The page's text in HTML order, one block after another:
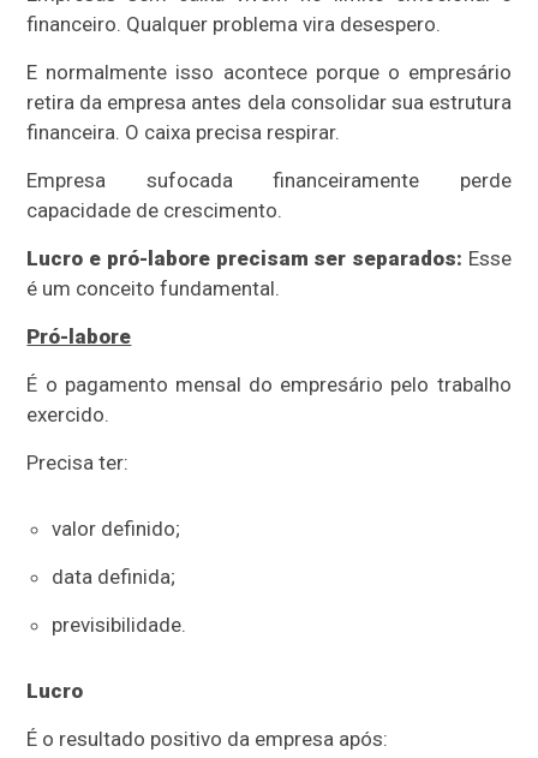
financeiro. Qualquer problema vira desespero.
E normalmente isso acontece porque o empresário
retira da empresa antes dela consolidar sua estrutura
financeira. O caixa precisa respirar.
Empresa sufocada financeiramente perde
capacidade de crescimento.
Lucro e pró-labore precisam ser separados: Esse
é um conceito fundamental.
Pró-labore
É o pagamento mensal do empresário pelo trabalho
exercido.
Precisa ter:
valor definido;
data definida;
previsibilidade.
Lucro
É o resultado positivo da empresa após: